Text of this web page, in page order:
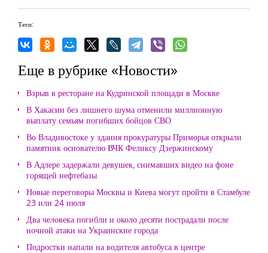
Теги:
Еще в рубрике «Новости»
Взрыв в ресторане на Кудринской площади в Москве
В Хакасии без лишнего шума отменили миллионную
выплату семьям погибших бойцов СВО
Во Владивостоке у здания прокуратуры Приморья открыли
памятник основателю ВЧК Феликсу Дзержинскому
В Адлере задержали девушек, снимавших видео на фоне
горящей нефтебазы
Новые переговоры Москвы и Киева могут пройти в Стамбуле
23 или 24 июля
Два человека погибли и около десяти пострадали после
ночной атаки на Украинские города
Подростки напали на водителя автобуса в центре